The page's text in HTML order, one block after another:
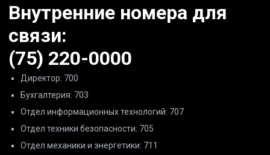
Внутренние номера для
связи:
(75) 220-0000
Директор: 700
Бухгалтерия: 703
Отдел информационных технологий: 707
Отдел техники безопасности: 705
Отдел механики и энергетики: 711